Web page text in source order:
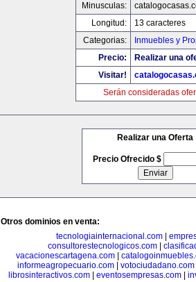
Minusculas:
Longitud:
13 caracteres
Categorias:
Inmuebles y
Precio:
Realizar una
Visitar!
Serán consideradas
Realizar una Oferta
Precio Ofrecido $
Otros dominios en venta:
tecnologiainternacional.com|
consultorestecnologicos.com
vacacionescartagena.com
informeagropecuario.com| votociudadano.com
librosinteractivos.com| eventosempresas.com|